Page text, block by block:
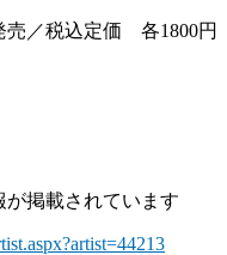
売／税込定価 各1800円
掲載されています